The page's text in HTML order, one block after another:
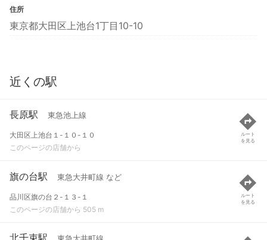
住所
東京都大田区上池台1丁目10-10
近くの駅
長原駅 東急池上線
大田区上池台１-１０-１０
このページの店舗から
ルート
を見る
旗の台駅 東急大井町線 など
品川区旗の台２-１３-１
このページの店舗から 505 m
ルート
を見る
北千束駅